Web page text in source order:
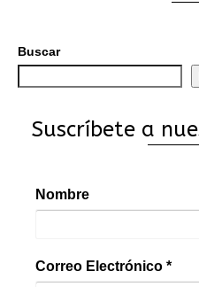
Buscar
Suscríbete a
Nombre
Correo Electrónico *